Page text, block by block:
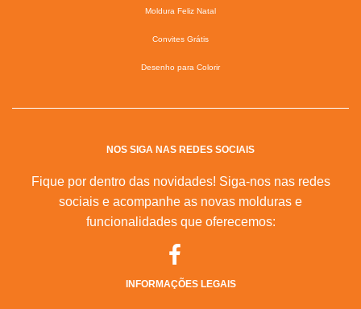
Moldura Feliz Natal
Convites Grátis
Desenho para Colorir
NOS SIGA NAS REDES SOCIAIS
Fique por dentro das novidades! Siga-nos nas redes
sociais e acompanhe as novas molduras e
funcionalidades que oferecemos:
INFORMAÇÕES LEGAIS